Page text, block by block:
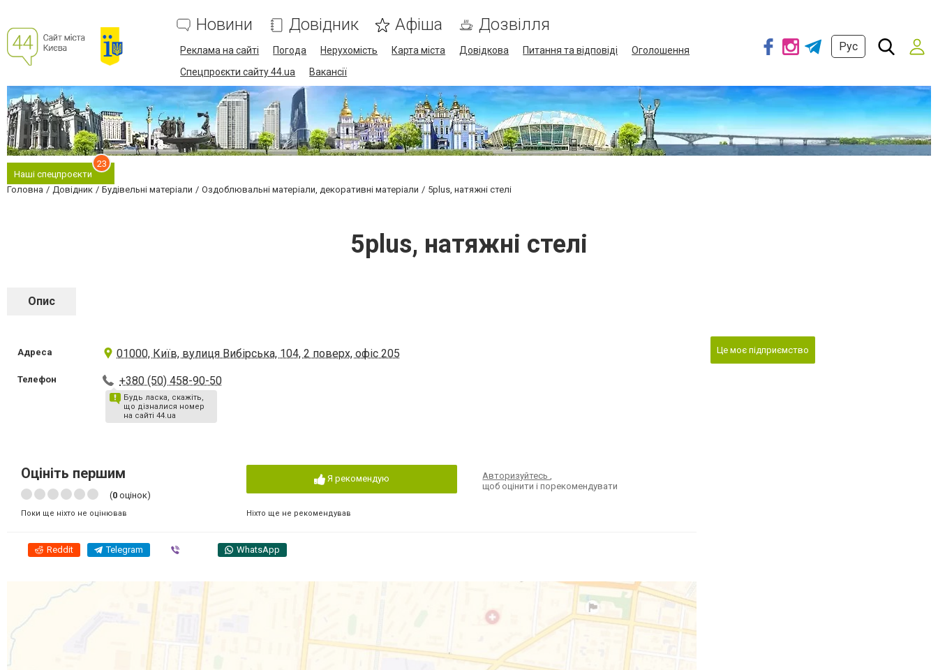
Новини Довідник Афіша Дозвілля
Реклама на сайті Погода Нерухомість Карта міста Довідкова Питання та відповіді
Оголошення
Спецпроєкти сайту 44.ua
Вакансії
Рус
Наші спецпроєкти
23
Головна Довідник Будівельні матеріали Оздоблювальні матеріали, декоративні матеріали 5plus, натяжні стелі
5plus, натяжні стелі
Опис
Адреса 01000, Київ, вулиця Вибірська, 104, 2 поверх, офіс 205
Телефон +380 (50) 458-90-50
Будь ласка, скажіть,
що дізналися номер
на сайті 44.ua
Оцініть першим
(0 оцінок)
Поки ще ніхто не оцінював
Я рекомендую
Ніхто ще не рекомендував
Авторизуйтесь,
щоб оцінити і порекомендувати
Reddit Telegram WhatsApp
Це моє підприємство